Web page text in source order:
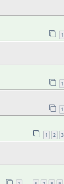
1
1
1
1 2 3